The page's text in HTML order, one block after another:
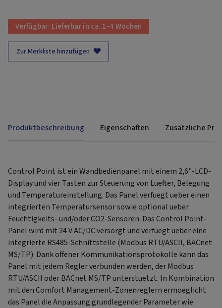
Verfügbar: Lieferbar in ca. 1-4 Wochen
Zur Merkliste hinzufügen
Produktbeschreibung Eigenschaften Zusätzliche
Control Point ist ein Wandbedienpanel mit einem 2,6"-LCD-
Display und vier Tasten zur Steuerung von Luefter, Belegung
und Temperatureinstellung. Das Panel verfuegt ueber einen
integrierten Temperatursensor sowie optional ueber
Feuchtigkeits- und/oder CO2-Sensoren. Das Control Point-
Panel wird mit 24 V AC/DC versorgt und verfuegt ueber eine
integrierte RS485-Schnittstelle (Modbus RTU/ASCII, BACnet
MS/TP). Dank offener Kommunikationsprotokolle kann das
Panel mit jedem Regler verbunden werden, der Modbus
RTU/ASCII oder BACnet MS/TP unterstuetzt. In Kombination
mit den Comfort Management-Zonenreglern ermoeglicht
das Panel die Anpassung grundlegender Parameter wie